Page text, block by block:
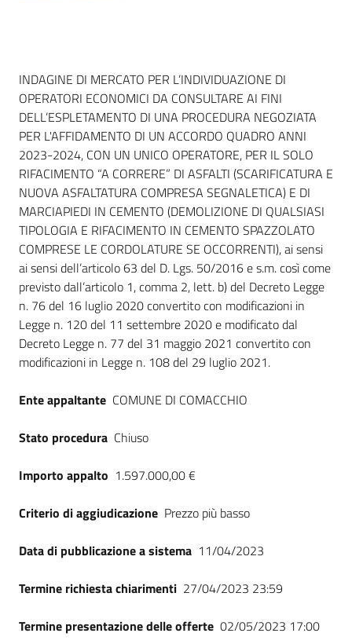
Dati del bando
INDAGINE DI MERCATO PER L’INDIVIDUAZIONE DI
OPERATORI ECONOMICI DA CONSULTARE AI FINI
DELL’ESPLETAMENTO DI UNA PROCEDURA NEGOZIATA
PER L'AFFIDAMENTO DI UN ACCORDO QUADRO ANNI
2023-2024, CON UN UNICO OPERATORE, PER IL SOLO
RIFACIMENTO “A CORRERE” DI ASFALTI (SCARIFICATURA E
NUOVA ASFALTATURA COMPRESA SEGNALETICA) E DI
MARCIAPIEDI IN CEMENTO (DEMOLIZIONE DI QUALSIASI
TIPOLOGIA E RIFACIMENTO IN CEMENTO SPAZZOLATO
COMPRESE LE CORDOLATURE SE OCCORRENTI), ai sensi
ai sensi dell’articolo 63 del D. Lgs. 50/2016 e s.m. così come
previsto dall’articolo 1, comma 2, lett. b) del Decreto Legge
n. 76 del 16 luglio 2020 convertito con modificazioni in
Legge n. 120 del 11 settembre 2020 e modificato dal
Decreto Legge n. 77 del 31 maggio 2021 convertito con
modificazioni in Legge n. 108 del 29 luglio 2021.
Ente appaltante COMUNE DI COMACCHIO
Stato procedura Chiuso
Importo appalto 1.597.000,00 €
Criterio di aggiudicazione Prezzo più basso
Data di pubblicazione a sistema 11/04/2023
Termine richiesta chiarimenti 27/04/2023 23:59
Termine presentazione delle offerte 02/05/2023 17:00